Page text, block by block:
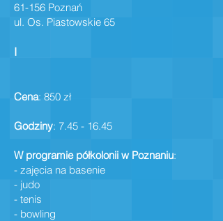
61-156 Poznań
ul. Os. Piastowskie 65
I
Cena: 850 zł
Godziny: 7.45 - 16.45
W programie półkolonii w Poznaniu:
- zajęcia na basenie
- judo
- tenis
- bowling